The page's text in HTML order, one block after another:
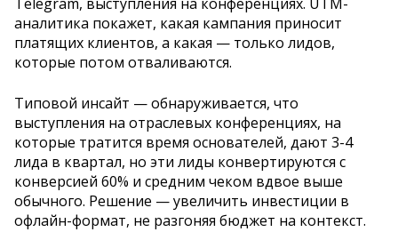
аналитика покажет, какая кампания приносит
платящих клиентов, а какая — только лидов,
которые потом отваливаются.
Типовой инсайт — обнаруживается, что
выступления на отраслевых конференциях, на
которые тратится время основателей, дают 3-4
лида в квартал, но эти лиды конвертируются с
конверсией 60% и средним чеком вдвое выше
обычного. Решение — увеличить инвестиции в
офлайн-формат, не разгоняя бюджет на контекст.